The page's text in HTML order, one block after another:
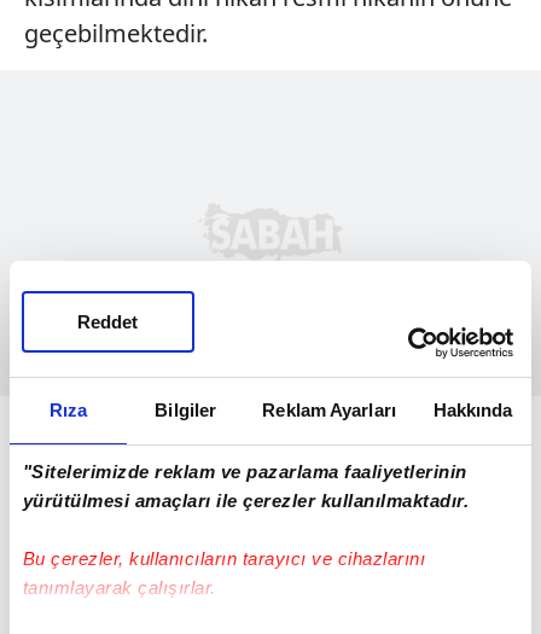
Rıza Bilgiler Reklam Ayarları Hakkında
"Sitelerimizde reklam ve pazarlama faaliyetlerinin
yürütülmesi amaçları ile çerezler kullanılmaktadır.
Bu çerezler, kullanıcıların tarayıcı ve cihazlarını
tanımlayarak çalışırlar.
Reddet
geçebilmektedir.
İslam'a göre nikah, kişiler arasında
evlenmeleri için dini olarak bir engeli
olmayan ve evlenme ehliyetine sahip olan
eş olarak kabul ettim" gibi yoruma yani
evlenmeleri üzerinde inkâra olanak